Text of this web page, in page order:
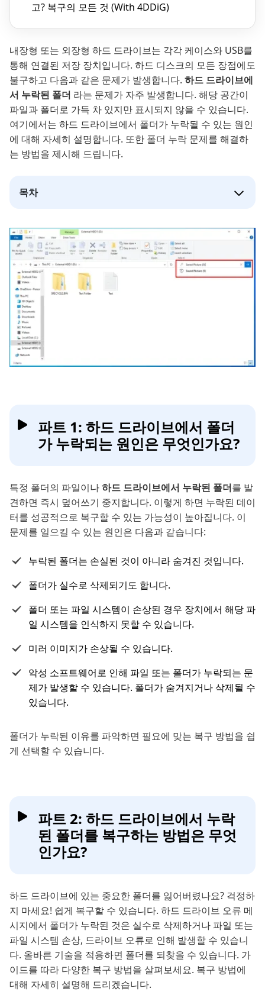
고? 복구의 모든 것 (With 4DDiG)
내장형 또는 외장형 하드 드라이브는 각각 케이스와 USB를
통해 연결된 저장 장치입니다. 하드 디스크의 모든 장점에도
불구하고 다음과 같은 문제가 발생합니다. 하드 드라이브에
서 누락된 폴더 라는 문제가 자주 발생합니다. 해당 공간이
파일과 폴더로 가득 차 있지만 표시되지 않을 수 있습니다.
여기에서는 하드 드라이브에서 폴더가 누락될 수 있는 원인
에 대해 자세히 설명합니다. 또한 폴더 누락 문제를 해결하
는 방법을 제시해 드립니다.
목차
파트 1: 하드 드라이브에서 폴더
가 누락되는 원인은 무엇인가요?
특정 폴더의 파일이나하드 드라이브에서 누락된 폴더를 발
견하면 즉시 덮어쓰기 중지합니다. 이렇게 하면 누락된 데이
터를 성공적으로 복구할 수 있는 가능성이 높아집니다. 이
문제를 일으킬 수 있는 원인은 다음과 같습니다:
누락된 폴더는 손실된 것이 아니라 숨겨진 것입니다.
폴더가 실수로 삭제되기도 합니다.
폴더 또는 파일 시스템이 손상된 경우 장치에서 해당 파
일 시스템을 인식하지 못할 수 있습니다.
미러 이미지가 손상될 수 있습니다.
악성 소프트웨어로 인해 파일 또는 폴더가 누락되는 문
제가 발생할 수 있습니다. 폴더가 숨겨지거나 삭제될 수
있습니다.
폴더가 누락된 이유를 파악하면 필요에 맞는 복구 방법을 쉽
게 선택할 수 있습니다.
파트 2: 하드 드라이브에서 누락
된 폴더를 복구하는 방법은 무엇
인가요?
하드 드라이브에 있는 중요한 폴더를 잃어버렸나요? 걱정하
지 마세요! 쉽게 복구할 수 있습니다. 하드 드라이브 오류 메
시지에서 폴더가 누락된 것은 실수로 삭제하거나 파일 또는
파일 시스템 손상, 드라이브 오류로 인해 발생할 수 있습니
다. 올바른 기술을 적용하면 폴더를 되찾을 수 있습니다. 가
이드를 따라 다양한 복구 방법을 살펴보세요. 복구 방법에
대해 자세히 설명해 드리겠습니다.